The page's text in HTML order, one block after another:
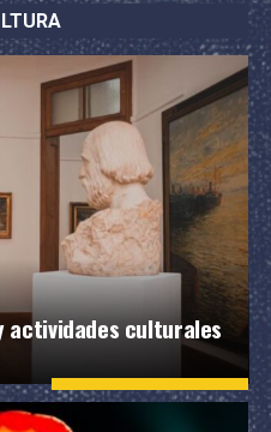
actividades culturales